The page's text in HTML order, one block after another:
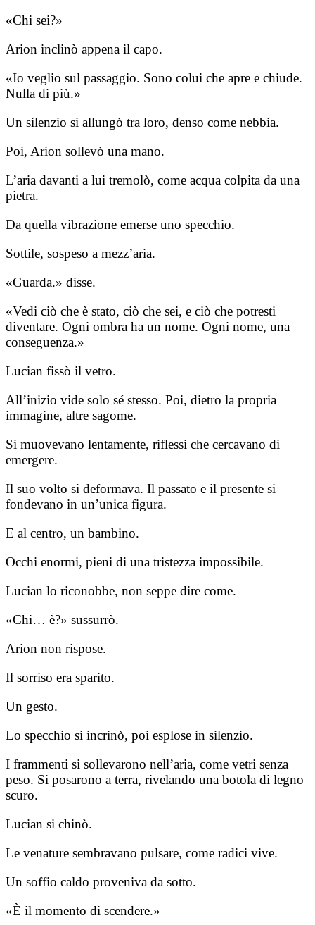
«Chi sei?»
Arion inclinò appena il capo.
«Io veglio sul passaggio. Sono colui che apre e chiude.
Nulla di più.»
Un silenzio si allungò tra loro, denso come nebbia.
Poi, Arion sollevò una mano.
L’aria davanti a lui tremolò, come acqua colpita da una
pietra.
Da quella vibrazione emerse uno specchio.
Sottile, sospeso a mezz’aria.
«Guarda.» disse.
«Vedi ciò che è stato, ciò che sei, e ciò che potresti
diventare. Ogni ombra ha un nome. Ogni nome, una
conseguenza.»
Lucian fissò il vetro.
All’inizio vide solo sé stesso. Poi, dietro la propria
immagine, altre sagome.
Si muovevano lentamente, riflessi che cercavano di
emergere.
Il suo volto si deformava. Il passato e il presente si
fondevano in un’unica figura.
E al centro, un bambino.
Occhi enormi, pieni di una tristezza impossibile.
Lucian lo riconobbe, non seppe dire come.
«Chi… è?» sussurrò.
Arion non rispose.
Il sorriso era sparito.
Un gesto.
Lo specchio si incrinò, poi esplose in silenzio.
I frammenti si sollevarono nell’aria, come vetri senza
peso. Si posarono a terra, rivelando una botola di legno
scuro.
Lucian si chinò.
Le venature sembravano pulsare, come radici vive.
Un soffio caldo proveniva da sotto.
«È il momento di scendere.»